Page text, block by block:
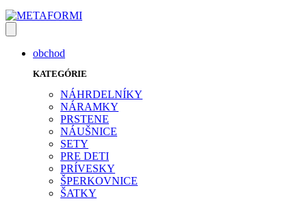
obchod
KATEGÓRIE
NÁHRDELNÍKY
NÁRAMKY
PRSTENE
NÁUŠNICE
SETY
PRE DETI
PRÍVESKY
ŠPERKOVNICE
ŠATKY